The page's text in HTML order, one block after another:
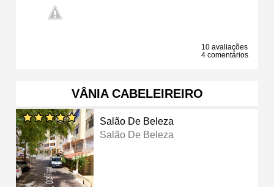
10 avaliações
4 comentários
VÂNIA CABELEIREIRO
Salão De Beleza
Salão De Beleza